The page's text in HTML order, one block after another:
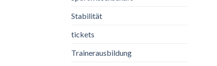
Stabilität
tickets
Trainerausbildung